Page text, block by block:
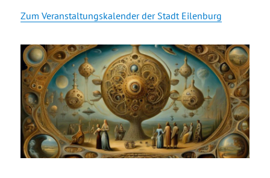
Zum Veranstaltungskalender der Stadt Eilenburg